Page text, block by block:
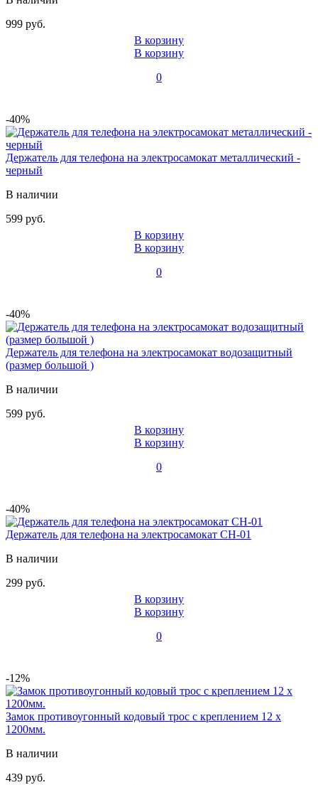
999 руб.
В корзину
В корзину
0
-40%
Держатель для телефона на электросамокат металлический -
черный
В наличии
599 руб.
В корзину
В корзину
0
-40%
Держатель для телефона на электросамокат водозащитный
(размер большой )
В наличии
599 руб.
В корзину
В корзину
0
-40%
Держатель для телефона на электросамокат CH-01
В наличии
299 руб.
В корзину
В корзину
0
-12%
Замок противоугонный кодовый трос с креплением 12 x
1200мм.
В наличии
439 руб.